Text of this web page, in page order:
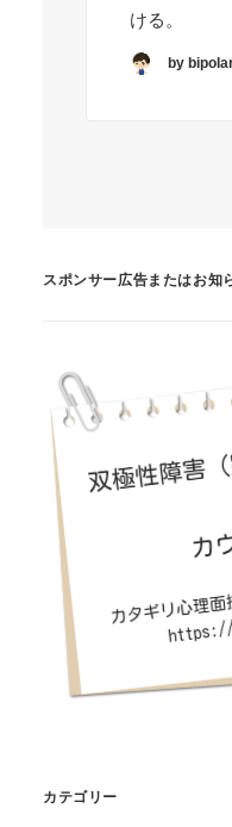
ける。
by
スポンサー広告またはお知
カテゴリー